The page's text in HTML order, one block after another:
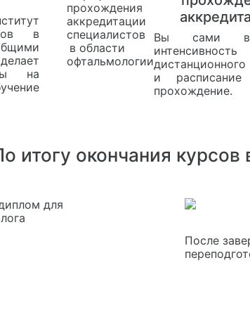
в
на
Вы сами
интенсивность
и
прохождение.
итогу окончания курсов
После